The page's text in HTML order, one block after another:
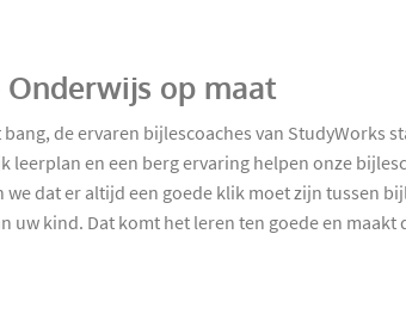
op maat
de ervaren bijlescoaches van StudyWorks
en een berg ervaring helpen onze
dat er altijd een goede klik moet zijn tussen
kind. Dat komt het leren ten goede en maakt